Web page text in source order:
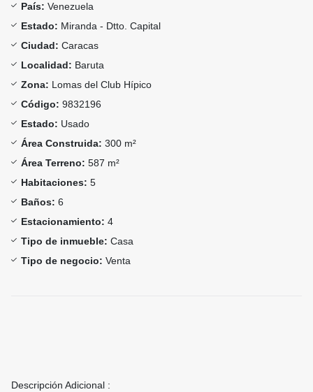
País: Venezuela
Estado: Miranda - Dtto. Capital
Ciudad: Caracas
Localidad: Baruta
Zona: Lomas del Club Hípico
Código: 9832196
Estado: Usado
Área Construida: 300 m²
Área Terreno: 587 m²
Habitaciones: 5
Baños: 6
Estacionamiento: 4
Tipo de inmueble: Casa
Tipo de negocio: Venta
Descripción Adicional :